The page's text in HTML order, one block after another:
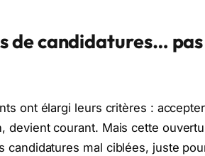
de candidatures…
ont élargi leurs critères :
devient courant. Mais cette
candidatures mal ciblées, juste